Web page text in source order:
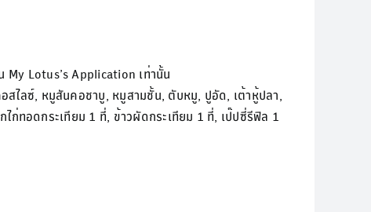
Lotus’s Application เท่านั้น
สไลซ์, หมูสันคอชาบู, หมูสามชั้น, ตับหมู, ปูอัด, เต้าหู้ปลา,
ก่ทอดกระเทียม 1 ที่, ข้าวผัดกระเทียม 1 ที่, เป๊ปซี่รีฟิล 1